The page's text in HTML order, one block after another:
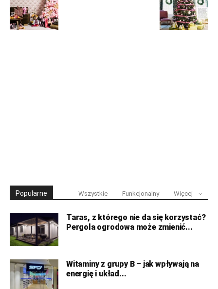
Popularne Wszystkie Funkcjonalny Więcej
Taras, z którego nie da się korzystać?
Pergola ogrodowa może zmienić...
Witaminy z grupy B – jak wpływają na
energię i układ...